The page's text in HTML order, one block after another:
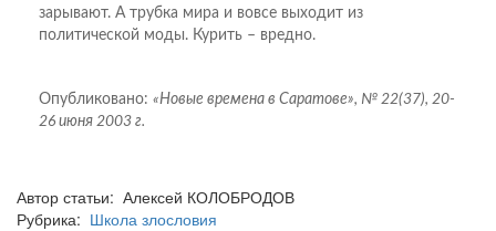
зарывают. А трубка мира и вовсе выходит из
политической моды. Курить – вредно.
Опубликовано: «Новые времена в Саратове», № 22(37), 20-
26 июня 2003 г.
Автор статьи: Алексей КОЛОБРОДОВ
Рубрика: Школа злословия